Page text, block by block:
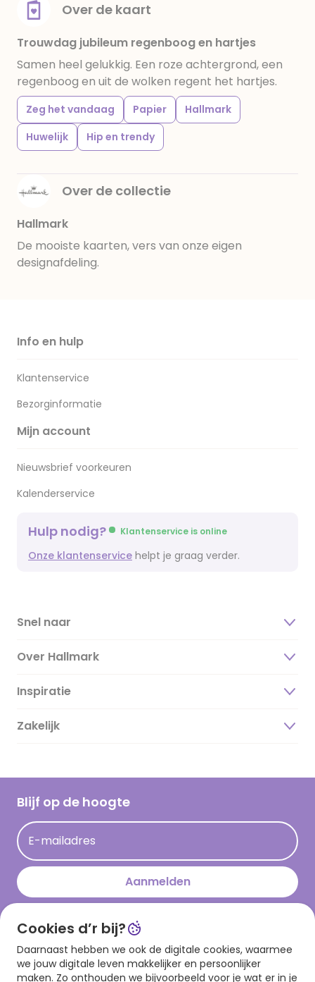
Over de kaart
Trouwdag jubileum regenboog en hartjes
Samen heel gelukkig. Een roze achtergrond, een
regenboog en uit de wolken regent het hartjes.
Zeg het vandaag Papier
Hallmark
Huwelijk
Hip en trendy
Over de collectie
Hallmark
De mooiste kaarten, vers van onze eigen
designafdeling.
Info en hulp
Klantenservice
Bezorginformatie
Mijn account
Nieuwsbrief voorkeuren
Kalenderservice
Hulp nodig? Klantenservice is online
Onze klantenservice helpt je graag verder.
Snel naar
Over Hallmark
Over ons
Duurzaamheid
Hallmark Kaartclub
Acties
Persberichten
Hallmark en Kinderpostzegels
Inspiratie
Magazine
Cadeau inspiratie
Kaartinspiratie
Zakelijk
Blijf op de hoogte
E-mailadres
Aanmelden
Download onze app
Cookies d’r bij?
Daarnaast hebben we ook de digitale cookies, waarmee
we jouw digitale leven makkelijker en persoonlijker
maken. Zo onthouden we bijvoorbeeld voor je wat er in je